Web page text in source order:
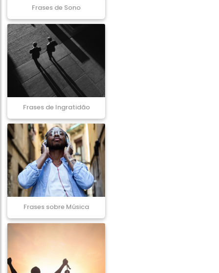
Frases de Sono
Frases de Ingratidão
Frases sobre Música